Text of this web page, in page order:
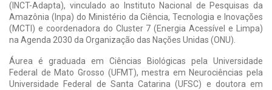
(INCT-Adapta), vinculado ao Instituto Nacional de Pesquisas da
Amazônia (Inpa) do Ministério da Ciência, Tecnologia e Inovações
(MCTI) e coordenadora do Cluster 7 (Energia Acessível e Limpa)
na Agenda 2030 da Organização das Nações Unidas (ONU).
Áurea é graduada em Ciências Biológicas pela Universidade
Federal de Mato Grosso (UFMT), mestra em Neurociências pela
Universidade Federal de Santa Catarina (UFSC) e doutora em